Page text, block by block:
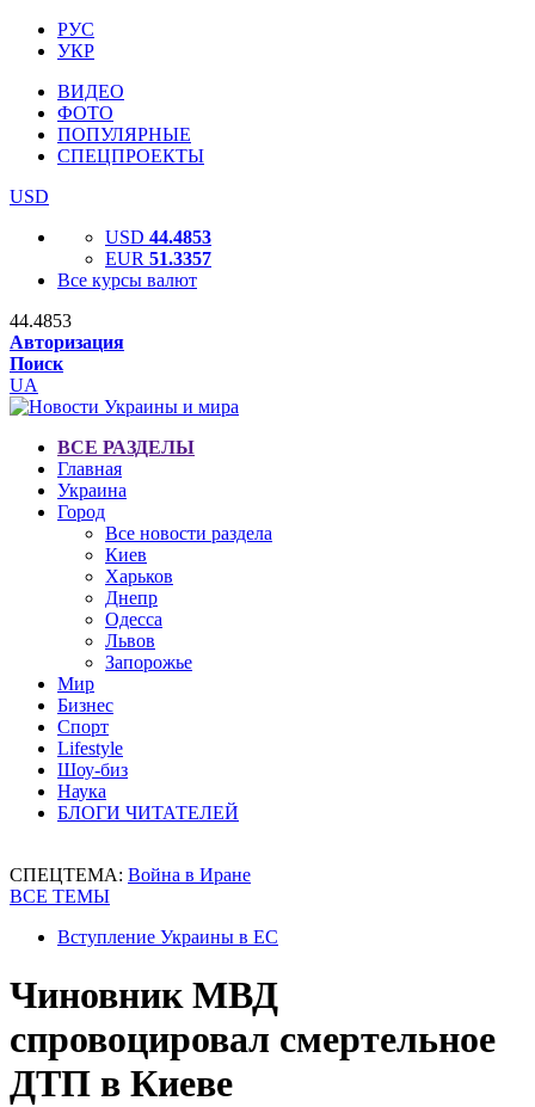
РУС
УКР
ВИДЕО
ФОТО
ПОПУЛЯРНЫЕ
СПЕЦПРОЕКТЫ
USD
USD 44.4853
EUR 51.3357
Все курсы валют
44.4853
Авторизация
Поиск
UA
ВСЕ РАЗДЕЛЫ
Главная
Украина
Город
Все новости раздела
Киев
Харьков
Днепр
Одесса
Львов
Запорожье
Мир
Бизнес
Спорт
Lifestyle
Шоу-биз
Наука
БЛОГИ ЧИТАТЕЛЕЙ
СПЕЦТЕМА: Война в Иране
ВСЕ ТЕМЫ
Вступление Украины в ЕС
Чиновник МВД
спровоцировал смертельное
ДТП в Киеве